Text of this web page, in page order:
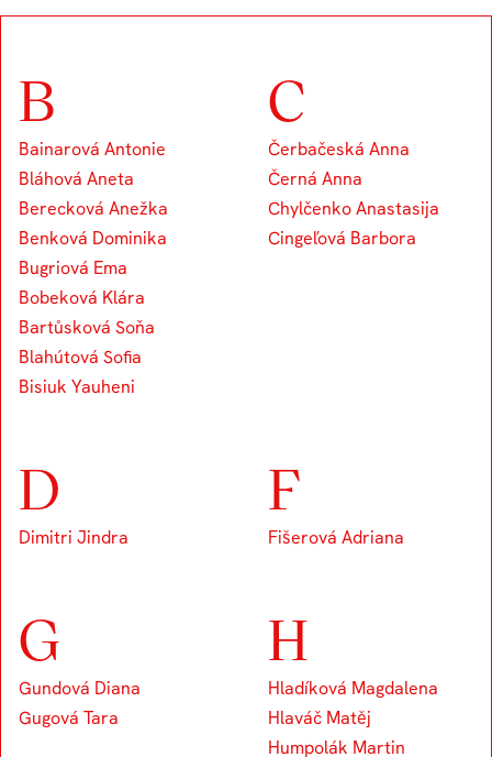
B
Bainarová Antonie
Bláhová Aneta
Berecková Anežka
Benková Dominika
Bugriová Ema
Bobeková Klára
Bartůsková Soňa
Blahútová Sofia
Bisiuk Yauheni
C
Čerbačeská Anna
Černá Anna
Chylčenko Anastasija
Cingeľová Barbora
D
Dimitri Jindra
F
Fišerová Adriana
G
Gundová Diana
Gugová Tara
H
Hladíková Magdalena
Hlaváč Matěj
Humpolák Martin